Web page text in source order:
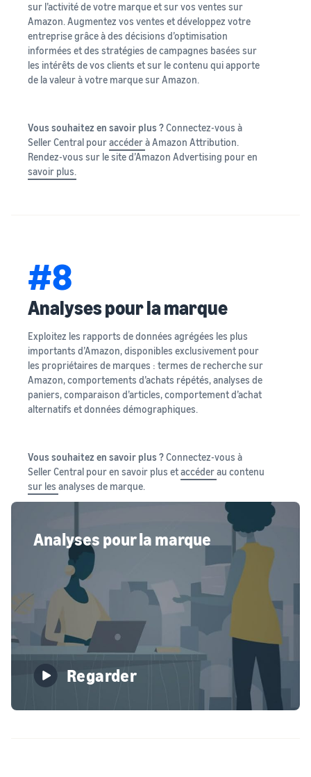
sur l’activité de votre marque et sur vos ventes sur
Amazon. Augmentez vos ventes et développez votre
entreprise grâce à des décisions d’optimisation
informées et des stratégies de campagnes basées sur
les intérêts de vos clients et sur le contenu qui apporte
de la valeur à votre marque sur Amazon.
Vous souhaitez en savoir plus ?Connectez-vous à
Seller Central pouraccéderà Amazon Attribution.
Rendez-vous sur le site d’Amazon Advertising pour en
savoir plus.
#8
Analyses pour la marque
Exploitez les rapports de données agrégées les plus
importants d’Amazon, disponibles exclusivement pour
les propriétaires de marques : termes de recherche sur
Amazon, comportements d’achats répétés, analyses de
paniers, comparaison d’articles, comportement d’achat
alternatifs et données démographiques.
Vous souhaitez en savoir plus ?Connectez-vous à
Seller Central pour en savoir plus etaccéderau contenu
sur les analyses de marque.
Analyses pour la marque
Regarder